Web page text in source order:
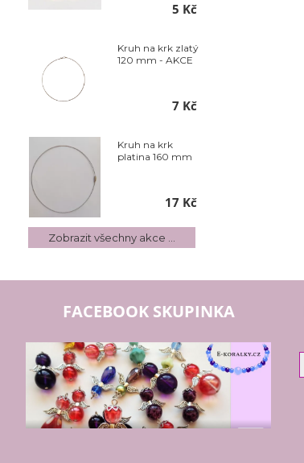
5 Kč
Kruh na krk zlatý
120 mm - AKCE
7 Kč
Kruh na krk
platina 160 mm
17 Kč
Zobrazit všechny akce ...
FACEBOOK SKUPINKA